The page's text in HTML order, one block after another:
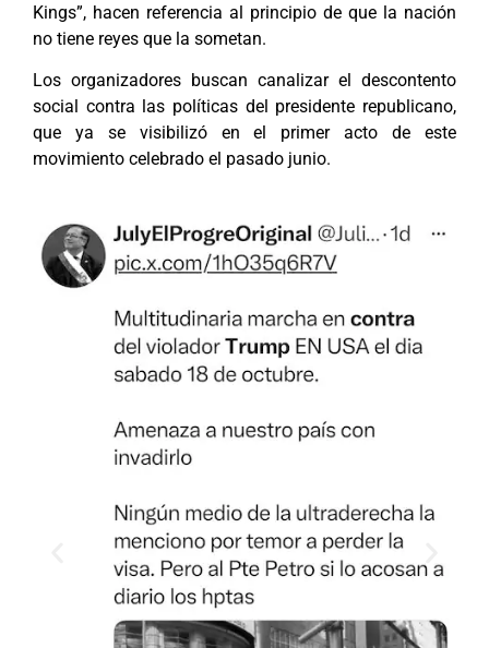
Kings”, hacen referencia al principio de que la nación
no tiene reyes que la sometan.
Los organizadores buscan canalizar el descontento
social contra las políticas del presidente republicano,
que ya se visibilizó en el primer acto de este
movimiento celebrado el pasado junio.